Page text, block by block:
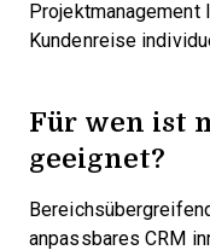
Projektmanagement
Kundenreise
Für wen ist
geeignet?
anpassbares CRM